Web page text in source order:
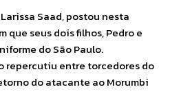
Saad, postou nesta
seus dois filhos, Pedro e
do São Paulo.
repercutiu entre torcedores do
do atacante ao Morumbi